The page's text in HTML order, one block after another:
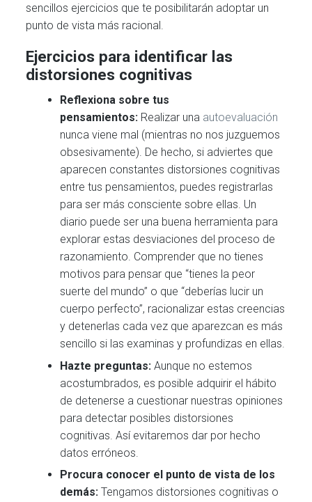
sencillos ejercicios que te posibilitarán adoptar un
punto de vista más racional.
Ejercicios para identificar las
distorsiones cognitivas
Reflexiona sobre tus
pensamientos: Realizar una autoevaluación
nunca viene mal (mientras no nos juzguemos
obsesivamente). De hecho, si adviertes que
aparecen constantes distorsiones cognitivas
entre tus pensamientos, puedes registrarlas
para ser más consciente sobre ellas. Un
diario puede ser una buena herramienta para
explorar estas desviaciones del proceso de
razonamiento. Comprender que no tienes
motivos para pensar que “tienes la peor
suerte del mundo” o que “deberías lucir un
cuerpo perfecto”, racionalizar estas creencias
y detenerlas cada vez que aparezcan es más
sencillo si las examinas y profundizas en ellas.
Hazte preguntas:Aunque no estemos
acostumbrados, es posible adquirir el hábito
de detenerse a cuestionar nuestras opiniones
para detectar posibles distorsiones
cognitivas. Así evitaremos dar por hecho
datos erróneos.
Procura conocer el punto de vista de los
demás:Tengamos distorsiones cognitivas o